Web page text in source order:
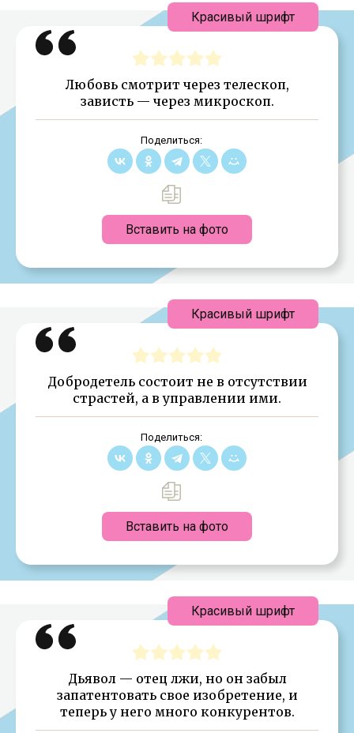
Любовь смотрит через телескоп,
зависть — через микроскоп.
Поделиться:
Вставить на фото
Красивый шрифт
Добродетель состоит не в отсутствии
страстей, а в управлении ими.
Поделиться:
Вставить на фото
Красивый шрифт
Дьявол — отец лжи, но он забыл
запатентовать свое изобретение, и
теперь у него много конкурентов.
Красивый шрифт